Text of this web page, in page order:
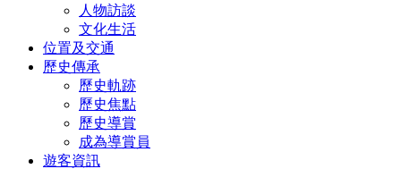
人物訪談
文化生活
位置及交通
歷史傳承
歷史軌跡
歷史焦點
歷史導賞
成為導賞員
遊客資訊